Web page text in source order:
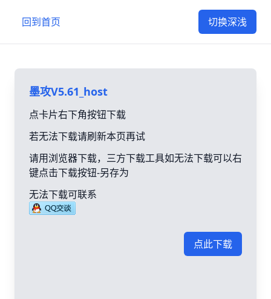
回到首页 切换深浅
墨攻V5.61_host
点卡片右下角按钮下载
若无法下载请刷新本页再试
请用浏览器下载，三方下载工具如无法下载可以右
键点击下载按钮-另存为
无法下载可联系
点此下载